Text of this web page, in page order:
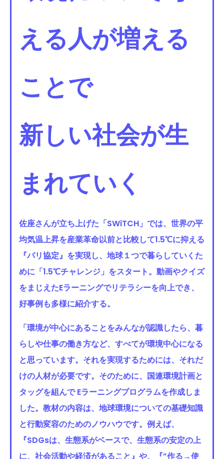
える人が増える
ことで
新しい社会が生
まれていく
佐座さんが立ち上げた「SWiTCH」では、世界の平
均気温上昇を産業革命以前と比較して1.5℃に抑える
『パリ協定』を実現し、地球１つで暮らしていくた
めに「1.5℃チャレンジ」をスタート。動画やクイズ
をまじえたEラーニングでリテラシーを向上でき、
好事例も多様に紹介する。
「環境が中心にあることをみんなが認識したら、暮
らしや仕事の働き方など、すべてが環境中心になる
と思っています。それを実現するためには、それだ
けの人材が必要です。そのために、国連環境計画と
タッグを組んで Eラーニングプログラムを作成しま
した。教材の内容は、地球環境についての基礎知識
と行動変容のためのノウハウです。例えば、
『SDGsは、生態系がベースで、生態系の安定の上
に、社会活動や経済があること』や、『”作る→使